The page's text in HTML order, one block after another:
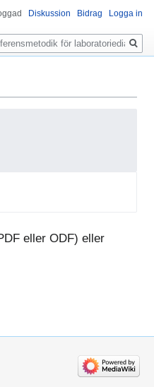
eller ODF) eller
Diskussion Bidrag Logga in